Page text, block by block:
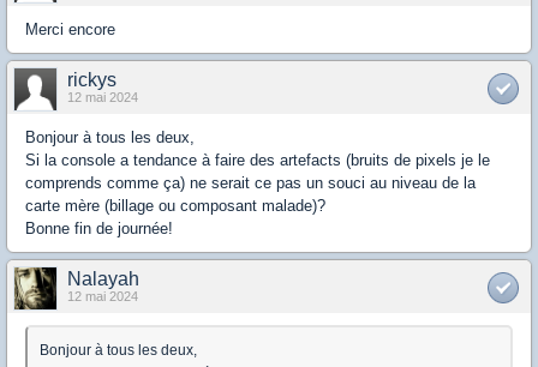
Merci encore
rickys
12 mai 2024
Bonjour à tous les deux,
Si la console a tendance à faire des artefacts (bruits de pixels je le
comprends comme ça) ne serait ce pas un souci au niveau de la
carte mère (billage ou composant malade)?
Bonne fin de journée!
Nalayah
12 mai 2024
Bonjour à tous les deux,